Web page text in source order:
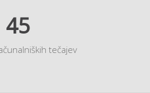
45
tečajev